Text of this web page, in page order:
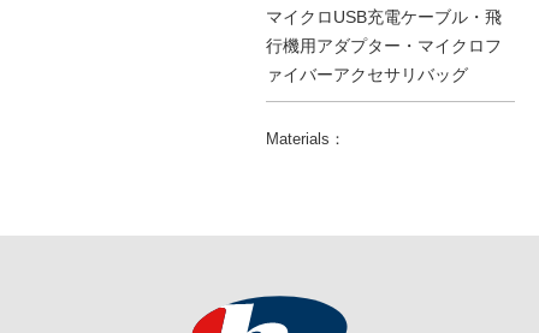
マイクロUSB充電ケーブル・飛
行機用アダプター・マイクロフ
ァイバーアクセサリバッグ
Materials：